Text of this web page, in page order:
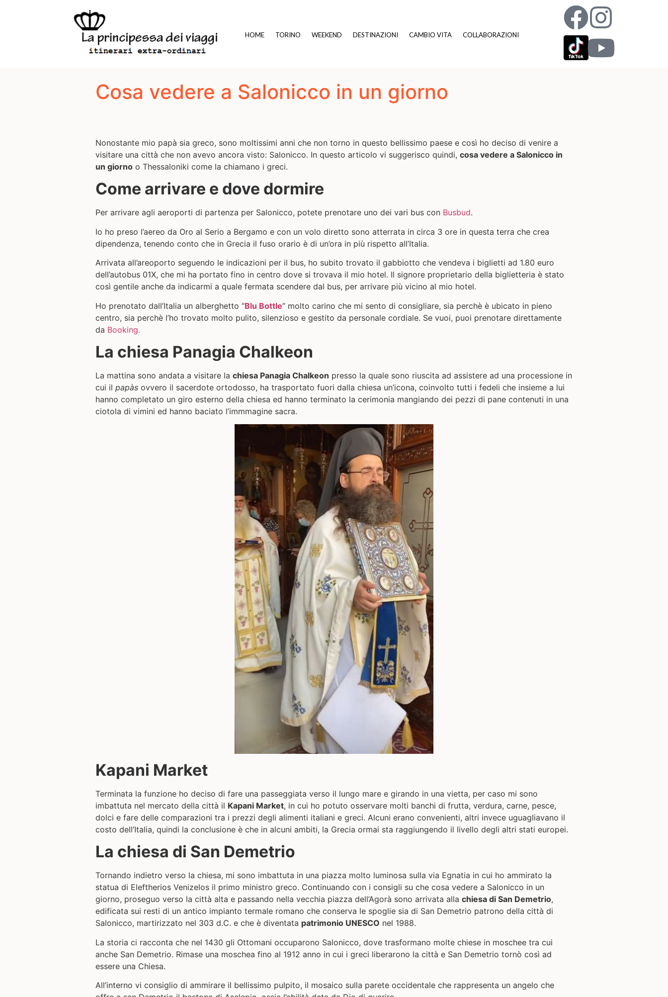
HOME TORINO WEEKEND DESTINAZIONI CAMBIO VITA COLLABORAZIONI
Cosa vedere a Salonicco in un giorno
Nonostante mio papà sia greco, sono moltissimi anni che non torno in questo bellissimo paese e così ho deciso di venire a
visitare una città che non avevo ancora visto: Salonicco. In questo articolo vi suggerisco quindi, cosa vedere a Salonicco in
un giorno o Thessaloniki come la chiamano i greci.
Come arrivare e dove dormire
Per arrivare agli aeroporti di partenza per Salonicco, potete prenotare uno dei vari bus con Busbud.
Io ho preso l’aereo da Oro al Serio a Bergamo e con un volo diretto sono atterrata in circa 3 ore in questa terra che crea
dipendenza, tenendo conto che in Grecia il fuso orario è di un’ora in più rispetto all’Italia.
Arrivata all’areoporto seguendo le indicazioni per il bus, ho subito trovato il gabbiotto che vendeva i biglietti ad 1.80 euro
dell’autobus 01X, che mi ha portato fino in centro dove si trovava il mio hotel. Il signore proprietario della biglietteria è stato
così gentile anche da indicarmi a quale fermata scendere dal bus, per arrivare più vicino al mio hotel.
Ho prenotato dall’Italia un alberghetto “Blu Bottle” molto carino che mi sento di consigliare, sia perchè è ubicato in pieno
centro, sia perchè l’ho trovato molto pulito, silenzioso e gestito da personale cordiale. Se vuoi, puoi prenotare direttamente
da Booking.
La chiesa Panagia Chalkeon
La mattina sono andata a visitare la chiesa Panagia Chalkeon presso la quale sono riuscita ad assistere ad una processione in
cui il papàs ovvero il sacerdote ortodosso, ha trasportato fuori dalla chiesa un’icona, coinvolto tutti i fedeli che insieme a lui
hanno completato un giro esterno della chiesa ed hanno terminato la cerimonia mangiando dei pezzi di pane contenuti in una
ciotola di vimini ed hanno baciato l’immmagine sacra.
Kapani Market
Terminata la funzione ho deciso di fare una passeggiata verso il lungo mare e girando in una vietta, per caso mi sono
imbattuta nel mercato della città il Kapani Market, in cui ho potuto osservare molti banchi di frutta, verdura, carne, pesce,
dolci e fare delle comparazioni tra i prezzi degli alimenti italiani e greci. Alcuni erano convenienti, altri invece uguagliavano il
costo dell’Italia, quindi la conclusione è che in alcuni ambiti, la Grecia ormai sta raggiungendo il livello degli altri stati europei.
La chiesa di San Demetrio
Tornando indietro verso la chiesa, mi sono imbattuta in una piazza molto luminosa sulla via Egnatia in cui ho ammirato la
statua di Eleftherios Venizelos il primo ministro greco. Continuando con i consigli su che cosa vedere a Salonicco in un
giorno, proseguo verso la città alta e passando nella vecchia piazza dell’Agorà sono arrivata alla chiesa di San Demetrio,
edificata sui resti di un antico impianto termale romano che conserva le spoglie sia di San Demetrio patrono della città di
Salonicco, martirizzato nel 303 d.C. e che è diventata patrimonio UNESCO nel 1988.
La storia ci racconta che nel 1430 gli Ottomani occuparono Salonicco, dove trasformano molte chiese in moschee tra cui
anche San Demetrio. Rimase una moschea fino al 1912 anno in cui i greci liberarono la città e San Demetrio tornò così ad
essere una Chiesa.
All’interno vi consiglio di ammirare il bellissimo pulpito, il mosaico sulla parete occidentale che rappresenta un angelo che